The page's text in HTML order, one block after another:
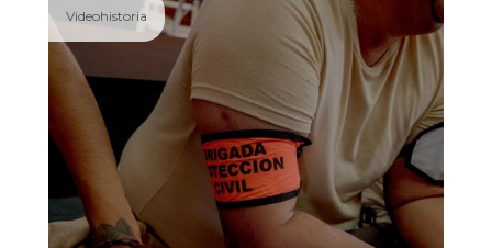
Videohistoria